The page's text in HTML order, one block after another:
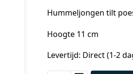
Hummeljongen tilt
Hoogte 11 cm
Levertijd: Direct (1-2